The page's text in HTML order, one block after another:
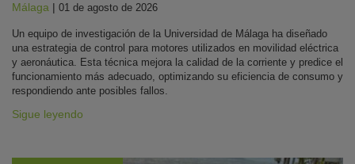
Málaga | 01 de agosto de 2026
Un equipo de investigación de la Universidad de Málaga ha diseñado
una estrategia de control para motores utilizados en movilidad eléctrica
y aeronáutica. Esta técnica mejora la calidad de la corriente y predice el
funcionamiento más adecuado, optimizando su eficiencia de consumo y
respondiendo ante posibles fallos.
Sigue leyendo